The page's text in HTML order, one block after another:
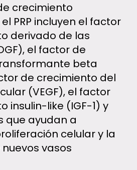
crecimiento
PRP incluyen el factor
derivado de las
el factor de
beta
de crecimiento del
(VEGF), el factor
insulin-like (IGF-1) y
que ayudan a
celular y la
vasos